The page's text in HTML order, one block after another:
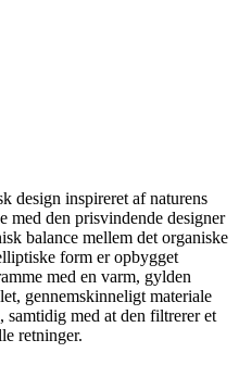
design inspireret af naturens
med den prisvindende designer
balance mellem det organiske
form er opbygget
med en varm, gylden
gennemskinneligt materiale
samtidig med at den filtrerer et
retninger.